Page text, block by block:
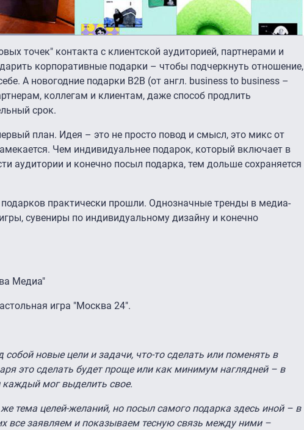
точек" контакта с клиентской аудиторией, партнерами и
корпоративные подарки – чтобы подчеркнуть отношение,
А новогодние подарки B2B (от англ. business to business –
коллегам и клиентам, даже способ продлить
срок.
план. Идея – это не просто повод и смысл, это микс от
Чем индивидуальнее подарок, который включает в
аудитории и конечно посыл подарка, тем дольше сохраняется
практически прошли. Однозначные тренды в медиа-
сувениры по индивидуальному дизайну и конечно
Медиа"
игра "Москва 24".
новые цели и задачи, что-то сделать или поменять в
это сделать будет проще или как минимум наглядней – в
каждый мог выделить свое.
тема целей-желаний, но посыл самого подарка здесь иной – в
все заявляем и показываем тесную связь между ними –